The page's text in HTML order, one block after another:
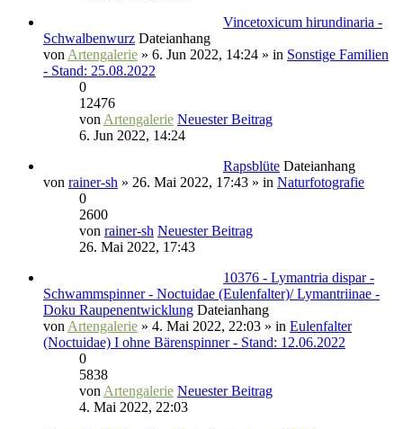
Vincetoxicum hirundinaria -
Schwalbenwurz Dateianhang
von Artengalerie » 6. Jun 2022, 14:24 » in Sonstige Familien
- Stand: 25.08.2022
0
12476
von Artengalerie Neuester Beitrag
6. Jun 2022, 14:24
Rapsblüte Dateianhang
von rainer-sh » 26. Mai 2022, 17:43 » in Naturfotografie
0
2600
von rainer-sh Neuester Beitrag
26. Mai 2022, 17:43
10376 - Lymantria dispar -
Schwammspinner - Noctuidae (Eulenfalter)/ Lymantriinae -
Doku Raupenentwicklung Dateianhang
von Artengalerie » 4. Mai 2022, 22:03 » in Eulenfalter
(Noctuidae) I ohne Bärenspinner - Stand: 12.06.2022
0
5838
von Artengalerie Neuester Beitrag
4. Mai 2022, 22:03